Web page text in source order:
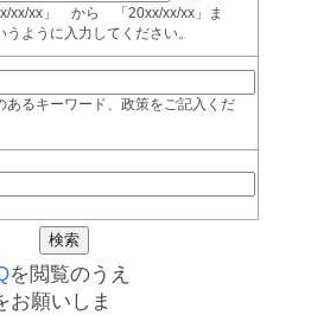
xx/xx」 から 「20xx/xx/xx」ま
ように入力してください。
るキーワード、政策をご記入くだ
を閲覧のうえ
お願いしま